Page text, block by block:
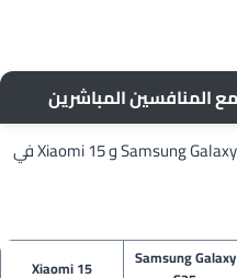
يتنافس OnePlus 15 مباشرة مع Samsung Galaxy S25 و Xiaomi 15 في
Samsung Galaxy
Xiaomi 15